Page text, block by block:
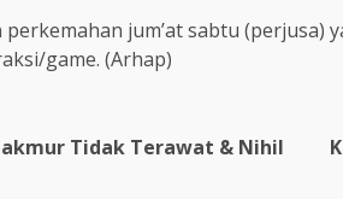
jum’at sabtu (perjusa)
game. (Arhap)
Tidak Terawat & Nihil